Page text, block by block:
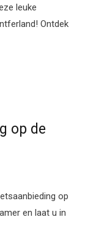
leuke
Ontdek
op de
op
en laat u in